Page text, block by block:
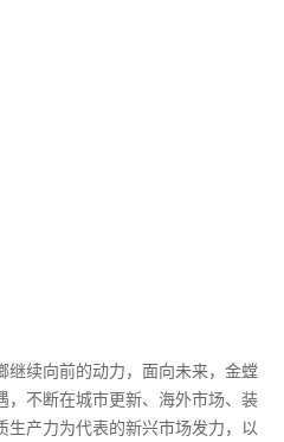
继续向前的动力，面向未来，金螳
，不断在城市更新、海外市场、装
产力为代表的新兴市场发力，以